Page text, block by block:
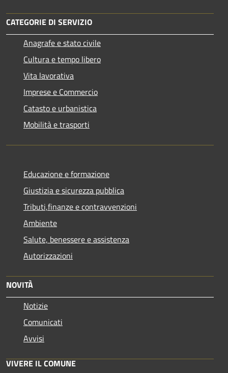
CATEGORIE DI SERVIZIO
Anagrafe e stato civile
Cultura e tempo libero
Vita lavorativa
Imprese e Commercio
Catasto e urbanistica
Mobilità e trasporti
Educazione e formazione
Giustizia e sicurezza pubblica
Tributi,finanze e contravvenzioni
Ambiente
Salute, benessere e assistenza
Autorizzazioni
NOVITÀ
Notizie
Comunicati
Avvisi
VIVERE IL COMUNE